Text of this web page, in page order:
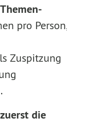
pro Person,
Zuspitzung
zuerst die